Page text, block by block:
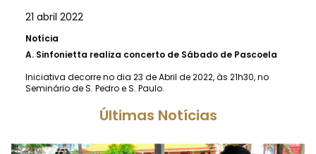
21 abril 2022
Notícia
A. Sinfonietta realiza concerto de Sábado de Pascoela
Iniciativa decorre no dia 23 de Abril de 2022, às 21h30, no
Seminário de S. Pedro e S. Paulo.
Últimas Notícias